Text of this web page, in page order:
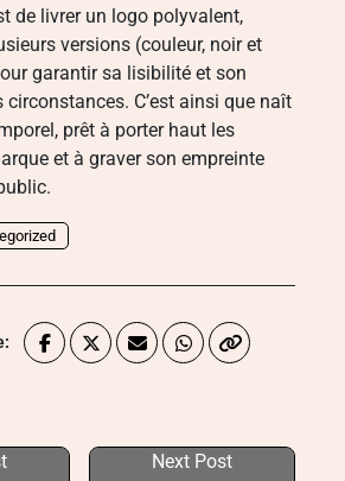
de livrer un logo polyvalent,
versions (couleur, noir et
garantir sa lisibilité et son
C’est ainsi que naît
prêt à porter haut les
et à graver son empreinte
Next Post